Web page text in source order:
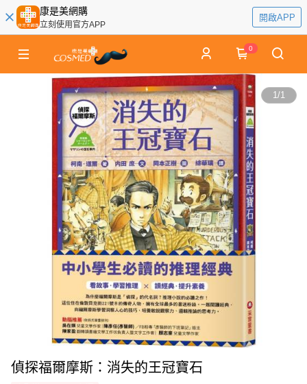
康是美網購
立刻使用官方APP
開啟APP
0
1/1
偵探福爾摩斯：消失的王冠寶石